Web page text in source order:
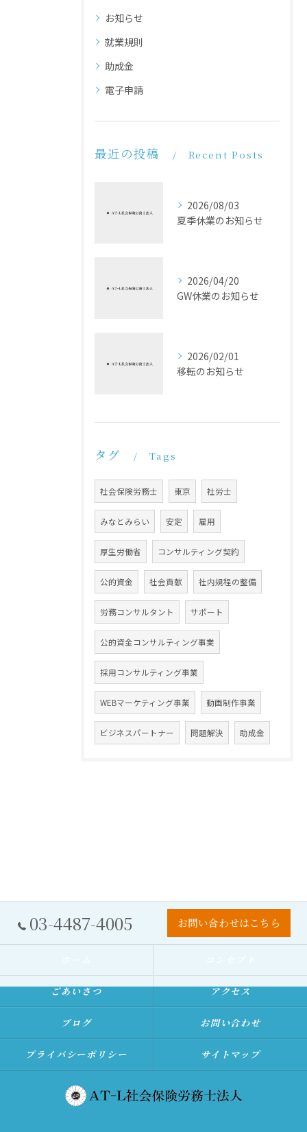
お知らせ
就業規則
助成金
電子申請
最近の投稿 Recent Posts
2026/08/03
夏季休業のお知らせ
2026/04/20
GW休業のお知らせ
2026/02/01
移転のお知らせ
タグ Tags
社会保険労務士 東京 社労士
みなとみらい 安定 雇用
厚生労働省 コンサルティング契約
公的資金 社会貢献 社内規程の整備
労務コンサルタント サポート
公的資金コンサルティング事業
採用コンサルティング事業
WEBマーケティング事業 動画制作事業
ビジネスパートナー 問題解決 助成金
03-4487-4005 お問い合わせはこちら
ごあいさつ アクセス
ブログ お問い合わせ
プライバシーポリシー サイトマップ